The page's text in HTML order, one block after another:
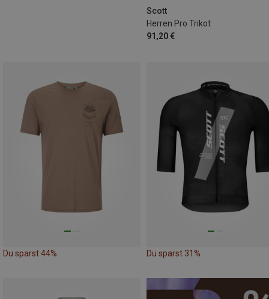
Scott
Herren Pro Trikot
91,20 €
Du sparst 44% Du sparst 31%